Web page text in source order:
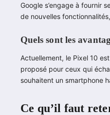
Google s’engage à fournir
de nouvelles
Quels sont les
Actuellement, le Pixel 10
proposé pour ceux qui
souhaitent un smartphone
Ce qu’il faut